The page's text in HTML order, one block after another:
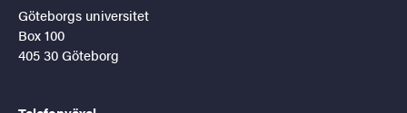
Göteborgs universitet
Box 100
405 30 Göteborg